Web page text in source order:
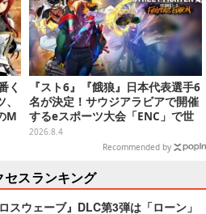
く
M
『スト6』『餓狼』日本代表選手6
名が決定！サウジアラビアで開催
するeスポーツ大会「ENC」で世
界に挑む
2026.8.4
Recommended by
セスランキング
スウェーブ』DLC第3弾は「ローン」